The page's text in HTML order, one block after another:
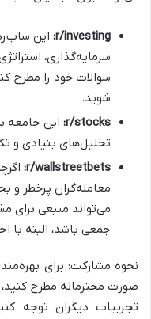
r/investing: این
سرمایه‌گذاری،
سوالات خود را مطرح
شوید.
r/stocks: این جامعه
تحلیل‌های بنیادی و
r/wallstreetbets:
معامله‌گران پرخطر و
می‌تواند منبعی برای
جمعی باشد، البته با
نحوه مشارکت: برای
صورت محترمانه مطرح
تجربیات دیگران توجه